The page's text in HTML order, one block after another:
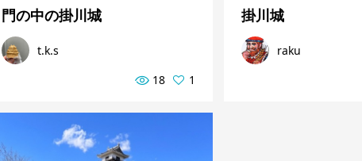
門の中の掛川城
t.k.s
18
1
掛川城
raku